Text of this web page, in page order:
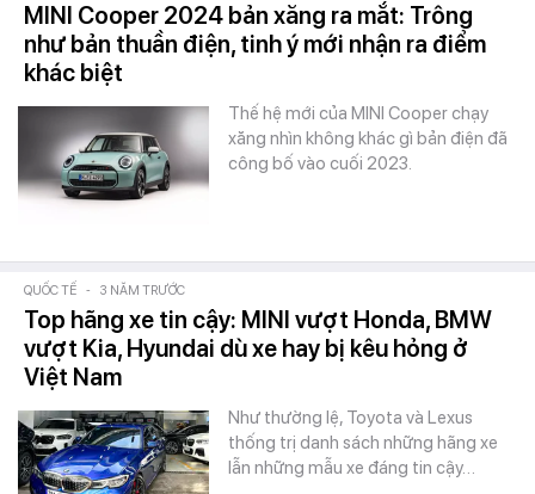
MINI Cooper 2024 bản xăng ra mắt: Trông
như bản thuần điện, tinh ý mới nhận ra điểm
khác biệt
Thế hệ mới của MINI Cooper chạy
xăng nhìn không khác gì bản điện đã
công bố vào cuối 2023.
QUỐC TẾ - 3 NĂM TRƯỚC
Top hãng xe tin cậy: MINI vượt Honda, BMW
vượt Kia, Hyundai dù xe hay bị kêu hỏng ở
Việt Nam
Như thường lệ, Toyota và Lexus
thống trị danh sách những hãng xe
lẫn những mẫu xe đáng tin cậy…